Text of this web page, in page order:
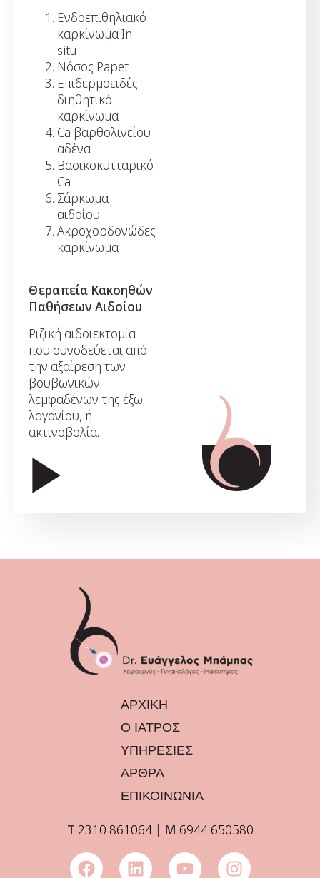
Ενδοεπιθηλιακό
καρκίνωμα In
situ
Νόσος Papet
Επιδερμοειδές
διηθητικό
καρκίνωμα
Ca βαρθολινείου
αδένα
Βασικοκυτταρικό
Ca
Σάρκωμα
αιδοίου
Ακροχορδονώδες
καρκίνωμα
Θεραπεία Κακοηθών
Παθήσεων Αιδοίου
Ριζική αιδοιεκτομία
που συνοδεύεται από
την αξαίρεση των
βουβωνικών
λεμφαδένων της έξω
λαγονίου, ή
ακτινοβολία.
ΑΡΧΙΚΗ
Ο ΙΑΤΡΟΣ
ΥΠΗΡΕΣΙΕΣ
ΑΡΘΡΑ
ΕΠΙΚΟΙΝΩΝΙΑ
Τ 2310 861064| Μ 6944 650580